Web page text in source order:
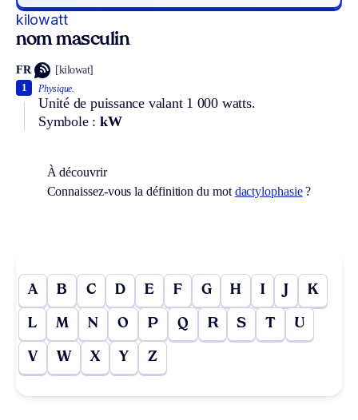
kilowatt
nom masculin
FR [kilowat]
Physique.
Unité de puissance valant 1 000 watts.
Symbole : kW
1
À découvrir
Connaissez-vous la définition du mot dactylophasie?
A B C D E F G H I J K
L M N O P Q R S T U
V W X Y Z